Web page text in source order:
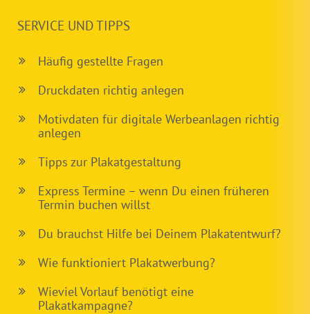
SERVICE UND TIPPS
Häufig gestellte Fragen
Druckdaten richtig anlegen
Motivdaten für digitale Werbeanlagen richtig
anlegen
Tipps zur Plakatgestaltung
Express Termine – wenn Du einen früheren
Termin buchen willst
Du brauchst Hilfe bei Deinem Plakatentwurf?
Wie funktioniert Plakatwerbung?
Wieviel Vorlauf benötigt eine
Plakatkampagne?